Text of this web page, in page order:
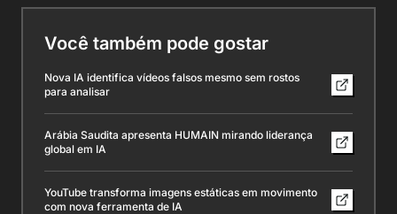
Você também pode gostar
Nova IA identifica vídeos falsos mesmo sem rostos
para analisar
Arábia Saudita apresenta HUMAIN mirando liderança
global em IA
YouTube transforma imagens estáticas em movimento
com nova ferramenta de IA